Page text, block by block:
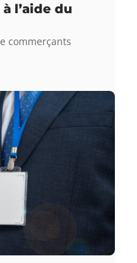
l’aide du
commerçants